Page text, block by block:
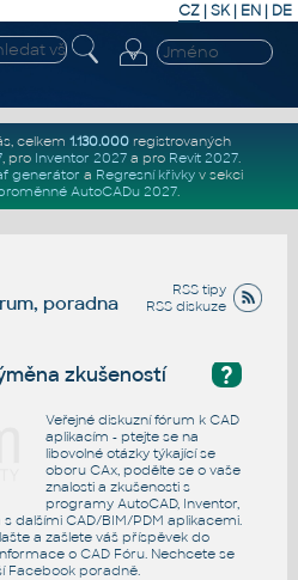
CZ | SK| EN | DE
celkem 1.130.000registrovaných
, pro Inventor 2027a pro Revit 2027.
generátor a Regresní křivkyv sekci
AutoCADu 2027.
RSS tipy
RSS diskuze
poradna
?
zkušeností
Veřejné diskuzní fórum k CAD
aplikacím - ptejte se na
libovolné otázky týkající se
oboru CAx, podělte se o vaše
znalosti a zkušenosti s
programy AutoCAD, Inventor,
s dalšími CAD/BIM/PDM aplikacemi.
a zašlete váš příspěvek do
o CAD Fóru. Nechcete se
Facebook poradně.